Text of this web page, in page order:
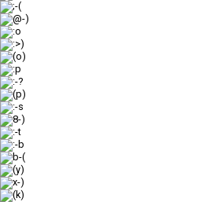
;-(
@-)
:o
:>)
(o)
:p
:-?
(p)
:-s
8-)
:-t
:-b
b-(
(y)
x-)
(k)